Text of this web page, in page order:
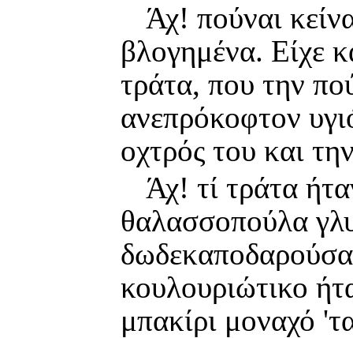
Άχ! πούναι
βλογημένα. Είχε
τράτα, που την
ανεπρόκοφτον
οχτρός του και
Άχ! τί τράτα
θαλασσοπούλα
κουλουριώτικο
μπακίρι μοναχό